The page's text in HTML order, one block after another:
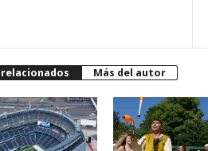
Más del autor